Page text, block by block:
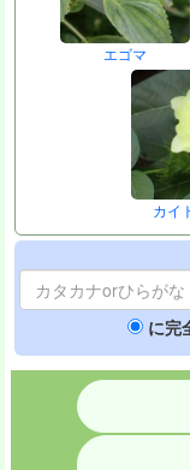
エゴマ
カイ
に完